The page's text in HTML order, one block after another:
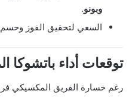
وبونو.
السعي لتحقيق الفوز وحسم
توقعات أداء باتشوكا
رغم خسارة الفريق المكسيكي